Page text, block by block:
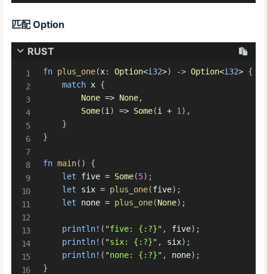
匹配 Option
RUST
fn plus_one(x: Option<i32>) -> Option<i32> {
match x {
None => None,
Some(i ) => Some(i + 1 ) ,
}
}
fn main( )
{
let five = Some(5) ;
let six = plus_one(five) ;
let none = plus_one(None) ;
println! ( "five: {:?}" , five) ;
println! ( "six: {:?}" , six) ;
println! ( "none: {:?}" , none) ;
}